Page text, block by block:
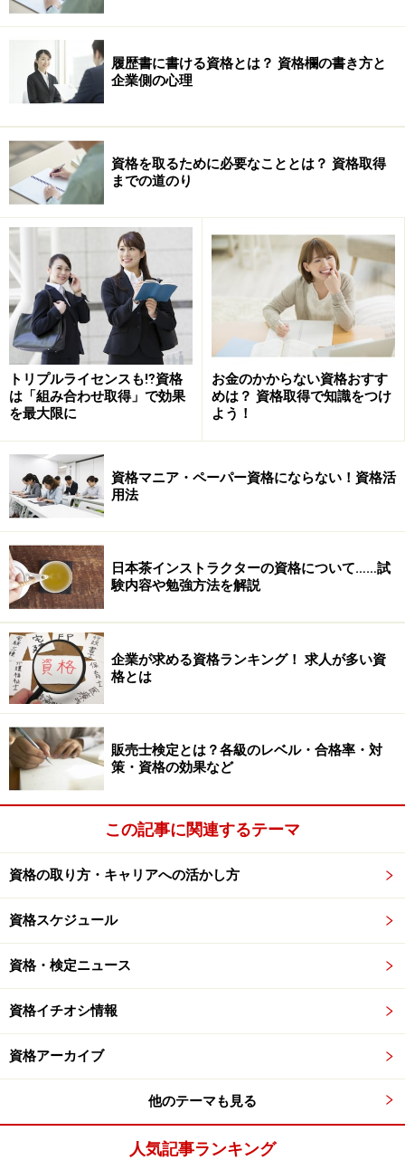
子メールも使います。このようにパソコンは今や会社の
仕事に欠かせないものになっています。その意味で、パ
ソコン関係の資格があると即戦力として働いてもらうこ
とができるため、人気が高いといえるでしょう。
具体的なパソコン系資格
パソコン系の資格といってもたくさんあります。次に
gooランキング紹介するパソコン系の主な資格について
ご紹介します。
■Excel表計算処理技能認定試験
おそらく会社に入ってパソコンで最もよく使うのが、表
計算とワープロでしょう。表計算は、交通費の清算から
始まり販売データの分析、実験データの分析など業種や
企業規模を問わず広く使われます。まずは、表計算ソフ
トの使い方をしっかり身につけておくことは就職にも有
利だと思います。Excel表計算処理技能認定試験は、3
級、2級、1級とレベルがあり自分の実力にあったレベル
から挑戦できますので、初心者の方でも取得できるでし
ずは3級から挑戦してはどうでしょうか。
エクセル・ワード検定を受験する！
■文書処理能力検定(ワープロ検定)
ワープロです。社内の連絡文書の作成や営業報告書、社
外への公式文書など様々形でワープロが使われます。ま
た、ワープロには図やイラストを入れることもできます
ので、製品案内、会社案内、セミナー案内などの作成に
も使われます。ワープロ検定も、3級、2級、1級とレベ
ルがありますので初心者の方は3級から挑戦してみては
履歴書に書ける資格とは？ 資格欄の書き方と
企業側の心理
資格を取るために必要なこととは？ 資格取得
までの道のり
トリプルライセンスも⁉資格
は「組み合わせ取得」で効果
を最大限に
お金のかからない資格おすす
めは？ 資格取得で知識をつけ
よう！
資格マニア・ペーパー資格にならない！資格活
用法
日本茶インストラクターの資格について……試
験内容や勉強方法を解説
企業が求める資格ランキング！ 求人が多い資
格とは
販売士検定とは？各級のレベル・合格率・対
策・資格の効果など
この記事に関連するテーマ
資格の取り方・キャリアへの活かし方
資格スケジュール
資格・検定ニュース
資格イチオシ情報
資格アーカイブ
他のテーマも見る
人気記事ランキング